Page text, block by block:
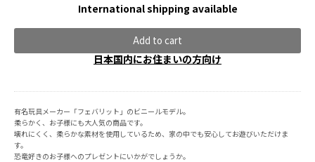
International shipping available
Add to cart
日本国内にお住まいの方向け
有名玩具メーカー「フェバリット」のビニールモデル。
柔らかく、お子様にも大人気の商品です。
壊れにくく、柔らかな素材を使用しているため、家の中でも安心してお遊びいただけま
す。
恐竜好きのお子様へのプレゼントにいかがでしょうか。